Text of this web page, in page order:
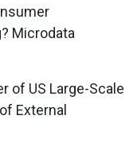
Microdata
of US Large-Scale
External